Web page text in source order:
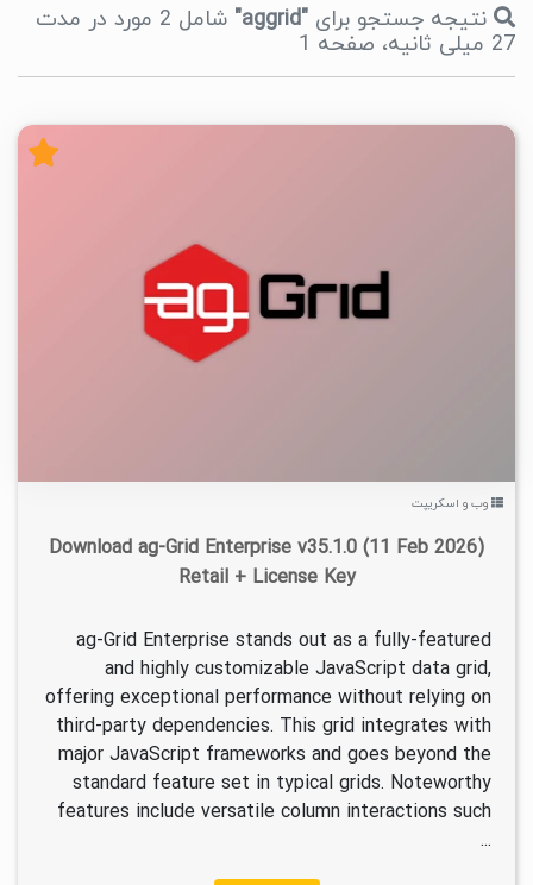
نتیجه جستجو برای "aggrid"
شامل 2 مورد در مدت
27 میلی ثانیه، صفحه 1
۶۵/۹K ۱۴۰۴/۱۱/۲۵ ۶
وب و اسکریپت
Download ag-Grid Enterprise v35.1.0 (11 Feb 2026)
Retail + License Key
ag-Grid Enterprise stands out as a fully-featured
and highly customizable JavaScript data grid,
offering exceptional performance without relying on
third-party dependencies. This grid integrates with
major JavaScript frameworks and goes beyond the
standard feature set in typical grids. Noteworthy
features include versatile column interactions such
...